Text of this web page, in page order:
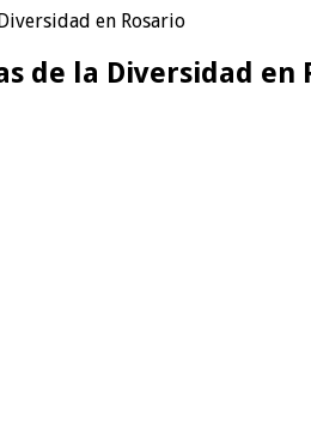
en Rosario
de la Diversidad en